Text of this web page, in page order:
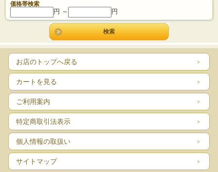
価格帯検索
円 ～ 円
お店のトップへ戻る
カートを見る
ご利用案内
特定商取引法表示
個人情報の取扱い
サイトマップ